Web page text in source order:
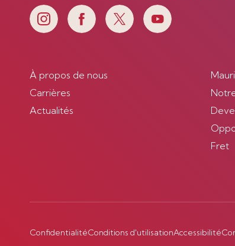
À propos de nous
Carrières
Actualités
Fret
ConfidentialitéConditions d'utilisationAccessibilité